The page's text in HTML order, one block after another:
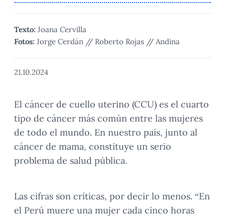
Texto: Joana Cervilla
Fotos: Jorge Cerdán // Roberto Rojas // Andina
21.10.2024
El cáncer de cuello uterino (CCU) es el cuarto
tipo de cáncer más común entre las mujeres
de todo el mundo. En nuestro país, junto al
cáncer de mama, constituye un serio
problema de salud pública.
Las cifras son críticas, por decir lo menos. “En
el Perú muere una mujer cada cinco horas